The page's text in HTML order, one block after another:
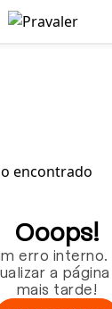
principal
Ooops!
erro
a
mais tarde!